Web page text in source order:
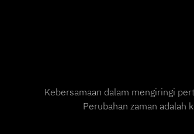
Kebersamaan dalam mengiringi
Perubahan zaman adalah